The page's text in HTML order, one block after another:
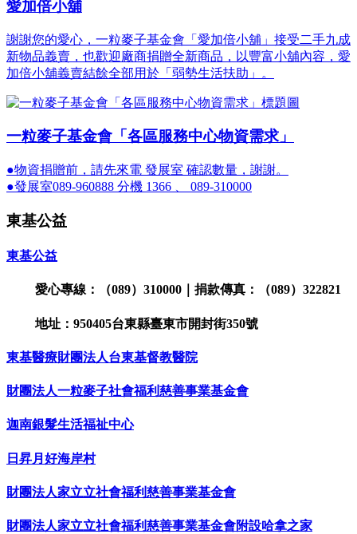
愛加倍小舖
謝謝您的愛心，一粒麥子基金會「愛加倍小舖」接受二手九成
新物品義賣，也歡迎廠商捐贈全新商品，以豐富小舖內容，愛
加倍小舖義賣結餘全部用於「弱勢生活扶助」。
一粒麥子基金會「各區服務中心物資需求」
●物資捐贈前，請先來電 發展室 確認數量，謝謝。
●發展室089-960888 分機 1366 、 089-310000
東基公益
東基公益
愛心專線：（089）310000｜捐款傳真：（089）322821
地址：950405台東縣臺東市開封街350號
東基醫療財團法人台東基督教醫院
財團法人一粒麥子社會福利慈善事業基金會
迦南銀髮生活福祉中心
日昇月好海岸村
財團法人家立立社會福利慈善事業基金會
財團法人家立立社會福利慈善事業基金會附設哈拿之家